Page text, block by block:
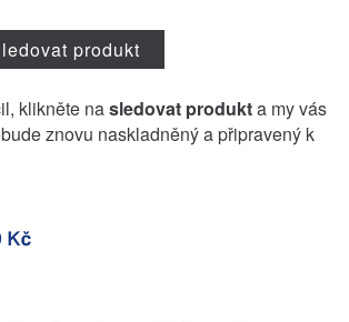
produkt
klikněte nasledovat produkta my vás
znovu naskladněný a připravený k